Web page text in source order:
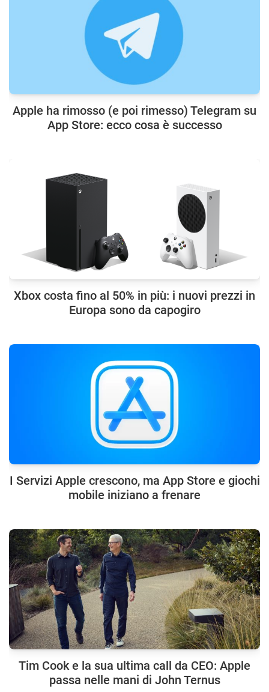
Apple ha rimosso (e poi rimesso) Telegram su
App Store: ecco cosa è successo
Xbox costa fino al 50% in più: i nuovi prezzi in
Europa sono da capogiro
I Servizi Apple crescono, ma App Store e giochi
mobile iniziano a frenare
Tim Cook e la sua ultima call da CEO: Apple
passa nelle mani di John Ternus